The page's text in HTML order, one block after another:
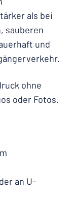
als bei
sauberen
und
ohne
oder Fotos.
an U-